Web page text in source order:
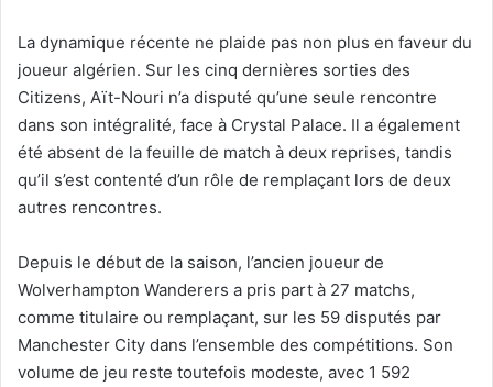
La dynamique récente ne plaide pas non plus en faveur du
joueur algérien. Sur les cinq dernières sorties des
Citizens, Aït-Nouri n’a disputé qu’une seule rencontre
dans son intégralité, face à Crystal Palace. Il a également
été absent de la feuille de match à deux reprises, tandis
qu’il s’est contenté d’un rôle de remplaçant lors de deux
autres rencontres.
Depuis le début de la saison, l’ancien joueur de
Wolverhampton Wanderers a pris part à 27 matchs,
comme titulaire ou remplaçant, sur les 59 disputés par
Manchester City dans l’ensemble des compétitions. Son
volume de jeu reste toutefois modeste, avec 1 592